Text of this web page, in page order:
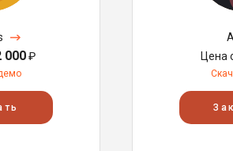
000₽
Цена